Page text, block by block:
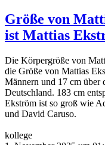
Größe von
ist Mattias
Die Körpergröße von
die Größe von Mattias
Männern und 17 cm über
Deutschland. 183 cm
Ekström ist so groß wie
und David Caruso.
kollege